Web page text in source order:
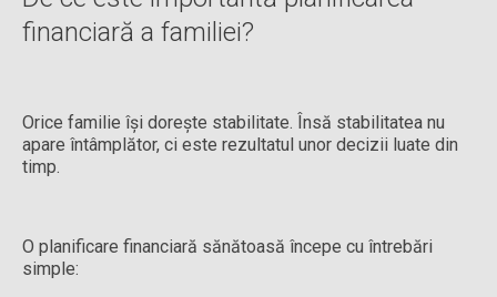
financiară a familiei?
Orice familie își dorește stabilitate. Însă stabilitatea nu
apare întâmplător, ci este rezultatul unor decizii luate din
timp.
O planificare financiară sănătoasă începe cu întrebări
simple: